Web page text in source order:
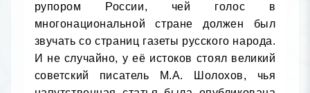
рупором России, чей голос в
многонациональной стране должен был
звучать со страниц газеты русского народа.
И не случайно, у её истоков стоял великий
советский писатель М.А. Шолохов, чья